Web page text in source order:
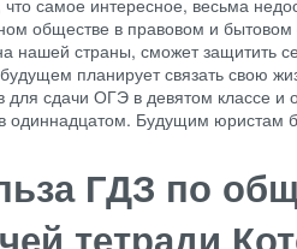
самое интересное, весьма
обществе в правовом и бытовом
нашей страны, сможет защитить
планирует связать свою
для сдачи ОГЭ в девятом классе и
одиннадцатом. Будущим юристам
ГДЗ по
тетради